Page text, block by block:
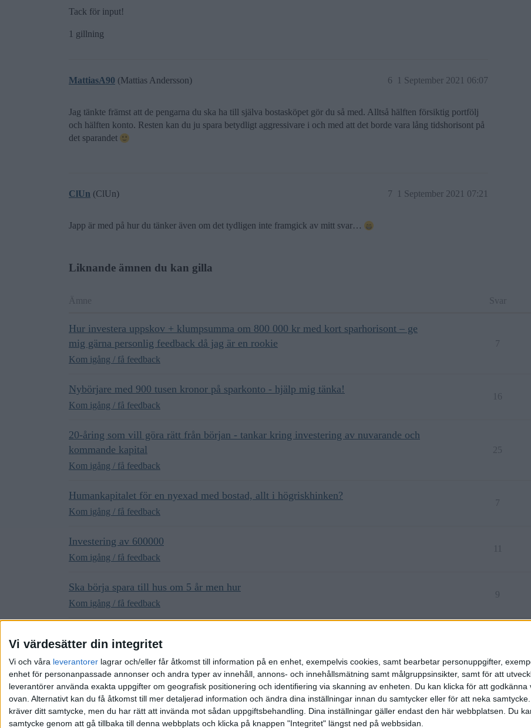
Vi värdesätter din integritet
Vi och våra leverantorer lagrar och/eller får åtkomst till information på en enhet, exempelvis cookies, samt bearbetar personuppgifter,
enhet för personanpassade annonser och andra typer av innehåll, annons- och innehållsmätning samt målgruppsinsikter, samt för att
leverantörer använda exakta uppgifter om geografisk positionering och identifiering via skanning av enheten. Du kan klicka för att
ovan. Alternativt kan du få åtkomst till mer detaljerad information och ändra dina inställningar innan du samtycker eller för att neka samtycke.
kräver ditt samtycke, men du har rätt att invända mot sådan uppgiftsbehandling. Dina inställningar gäller endast den här webbplatsen. Du
samtycke genom att gå tillbaka till denna webbplats och klicka på knappen "Integritet" längst ned på webbsidan.
Tack för input!
1 gillning
MattiasA90 (Mattias Andersson) 1 September 2021 06:07
6
Jag tänkte främst att de pengarna du ska ha till själva bostasköpet gör du så med. Alltså hälften försiktig portfölj
och hälften konto. Resten kan du ju spara betydligt aggressivare i och med att det borde vara lång tidshorisont på
det sparandet
ClUn (ClUn) 1 September 2021 07:21
7
Japp är med på hur du tänker även om det tydligen inte framgick av mitt svar…
Liknande ämnen du kan gilla
Ämne Svar
Hur investera uppskov + klumpsumma om 800 000 kr med kort sparhorisont – ge
mig gärna personlig feedback då jag är en rookie
Kom igång / få feedback
7
Nybörjare med 900 tusen kronor på sparkonto - hjälp mig tänka!
Kom igång / få feedback
16
20-åring som vill göra rätt från början - tankar kring investering av nuvarande och
kommande kapital
Kom igång / få feedback
25
Humankapitalet för en nyexad med bostad, allt i högriskhinken?
Kom igång / få feedback
7
Investering av 600000
Kom igång / få feedback
11
Ska börja spara till hus om 5 år men hur
Kom igång / få feedback
9
Kom igång / få feedback